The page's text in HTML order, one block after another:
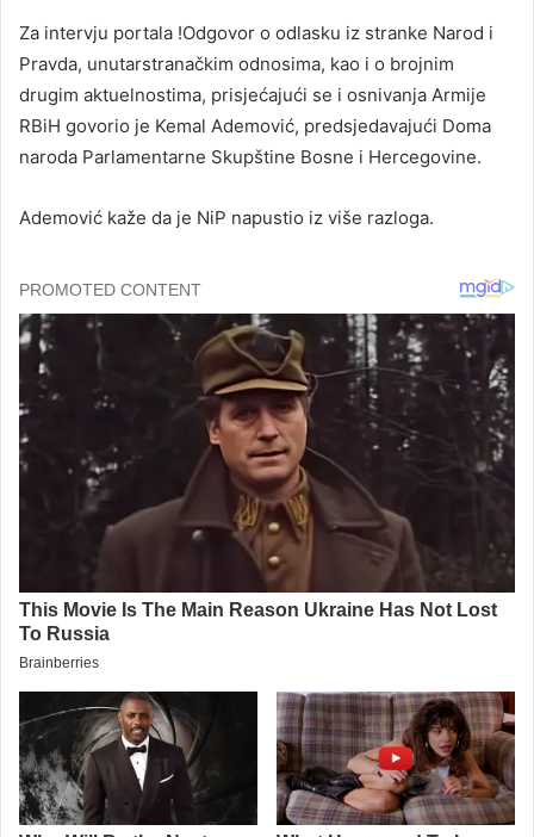
Za intervju portala !Odgovor o odlasku iz stranke Narod i
Pravda, unutarstranačkim odnosima, kao i o brojnim
drugim aktuelnostima, prisjećajući se i osnivanja Armije
RBiH govorio je Kemal Ademović, predsjedavajući Doma
naroda Parlamentarne Skupštine Bosne i Hercegovine.
Ademović kaže da je NiP napustio iz više razloga.